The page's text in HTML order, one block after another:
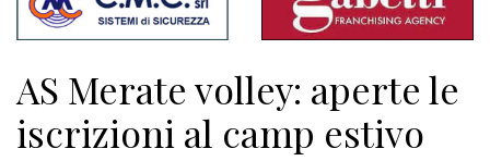
sito
Associazioni
Meteo
AS Merate volley: aperte le
iscrizioni al camp estivo